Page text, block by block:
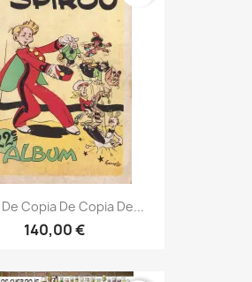
Copia De Copia De...
140,00 €